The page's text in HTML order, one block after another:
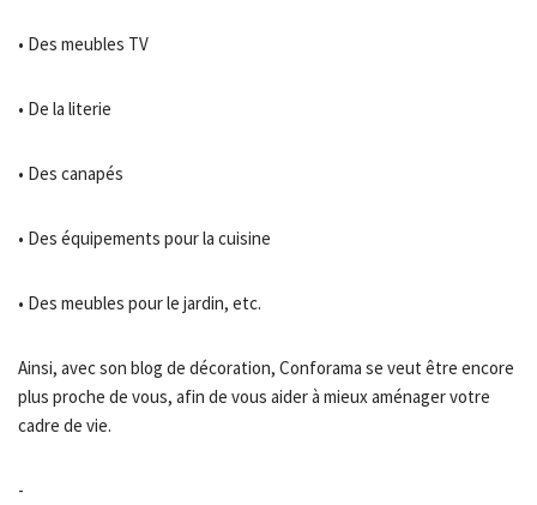
• Des meubles TV
• De la literie
• Des canapés
• Des équipements pour la cuisine
• Des meubles pour le jardin, etc.
Ainsi, avec son blog de décoration, Conforama se veut être encore
plus proche de vous, afin de vous aider à mieux aménager votre
cadre de vie.
-